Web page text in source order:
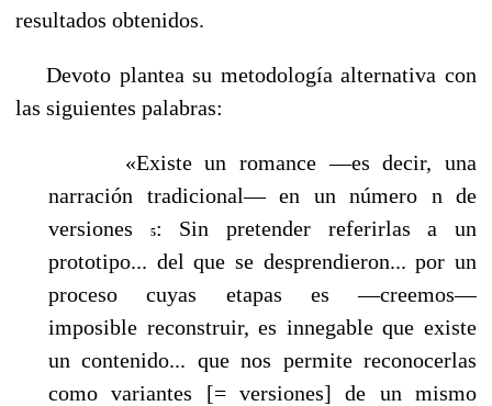
resultados obtenidos.
Devoto plantea su metodología alternativa con
las siguientes palabras:
«Existe un romance —es decir, una
narración tradicional— en un número n de
versiones
5: Sin pretender referirlas a un
prototipo... del que se desprendieron... por un
proceso cuyas etapas es —creemos—
imposible reconstruir, es innegable que existe
un contenido... que nos permite reconocerlas
como variantes [= versiones] de un mismo